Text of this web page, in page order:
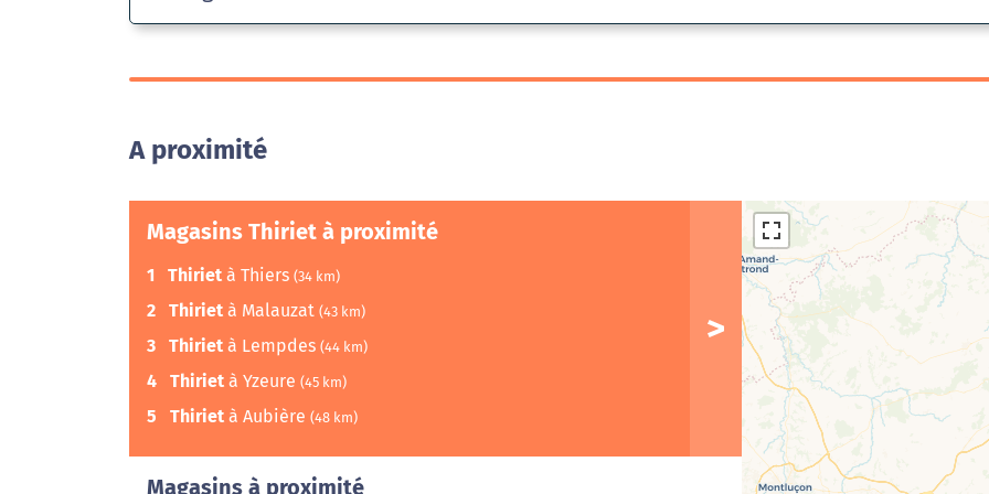
A proximité
Magasins Thiriet à proximité
1 Thiriet à Thiers (34 km)
2 Thiriet à Malauzat (43 km)
3 Thiriet à Lempdes (44 km)
4 Thiriet à Yzeure (45 km)
5 Thiriet à Aubière (48 km)
Magasins à proximité